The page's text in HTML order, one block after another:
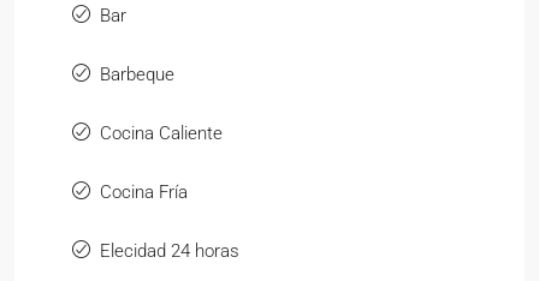
Bar
Barbeque
Cocina Caliente
Cocina Fría
Elecidad 24 horas